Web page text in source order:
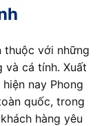
thuộc với những
cá tính. Xuất
nay Phong
quốc, trong
hàng yêu